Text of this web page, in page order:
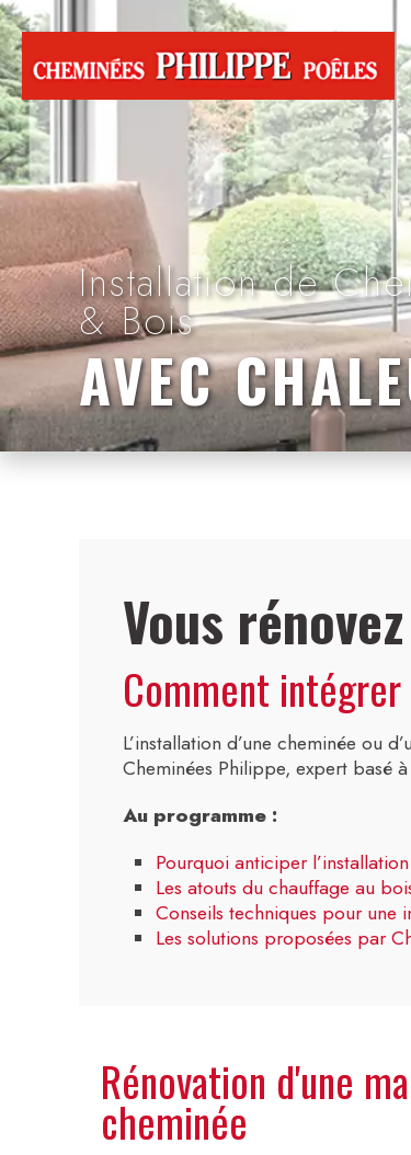
Installation de
& Bois
AVEC
Vous
Comment
L’installation d’une cheminée ou
Cheminées Philippe, expert basé
Au programme :
Pourquoi anticiper
Les atouts du chauffage au
Conseils techniques pour une
Les solutions proposées par
Rénovation d'une
cheminée